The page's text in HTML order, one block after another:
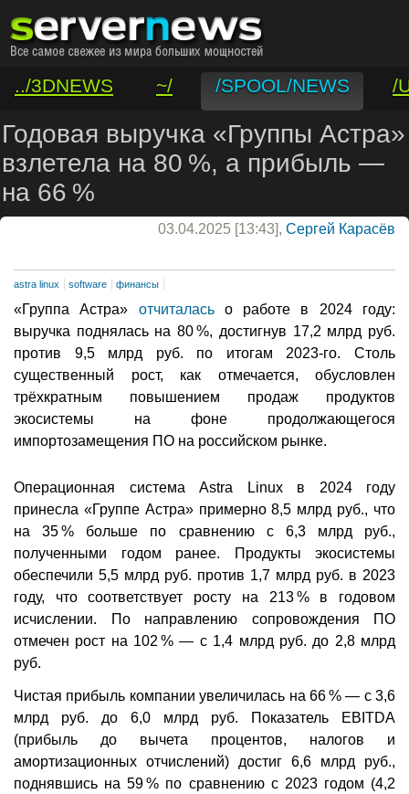
../3DNEWS ~/ /SPOOL/NEWS
/
/VAR/CONTACT
Годовая выручка «Группы Астра»
взлетела на 80 %, а прибыль —
на 66 %
03.04.2025 [13:43], Сергей Карасёв
astra linux software финансы
«Группа Астра» отчиталасьо работе в 2024 году:
выручка поднялась на 80 %, достигнув 17,2 млрд руб.
против 9,5 млрд руб. по итогам 2023-го. Столь
существенный рост, как отмечается, обусловлен
трёхкратным повышением продаж продуктов
экосистемы на фоне продолжающегося
импортозамещения ПО на российском рынке.
Операционная система Astra Linux в 2024 году
принесла «Группе Астра» примерно 8,5 млрд руб., что
на 35 % больше по сравнению с 6,3 млрд руб.,
полученными годом ранее. Продукты экосистемы
обеспечили 5,5 млрд руб. против 1,7 млрд руб. в 2023
году, что соответствует росту на 213 % в годовом
исчислении. По направлению сопровождения ПО
отмечен рост на 102 % — с 1,4 млрд руб. до 2,8 млрд
руб.
Чистая прибыль компании увеличилась на 66 % — с 3,6
млрд руб. до 6,0 млрд руб. Показатель EBITDA
(прибыль до вычета процентов, налогов и
амортизационных отчислений) достиг 6,6 млрд руб.,
поднявшись на 59 % по сравнению с 2023 годом (4,2